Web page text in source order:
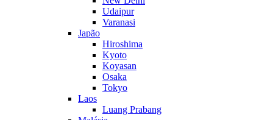
Udaipur
Varanasi
Japão
Hiroshima
Kyoto
Koyasan
Osaka
Tokyo
Laos
Luang Prabang